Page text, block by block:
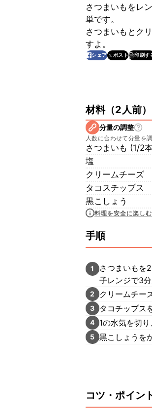
さつまいもをレ
単です。
さつまいもとク
すよ。
シェア ポスト 印刷す
材料（2人前）
分量の調整
人数に合わせて分量を
さつまいも (1/2
塩
クリームチーズ
タコスチップス
黒こしょう
料理を安全に楽し
手順
1
さつまいもを
子レンジで3分
2 クリームチー
3 タコチップス
4 1の水気を切
5 黒こしょうを
コツ・ポイン